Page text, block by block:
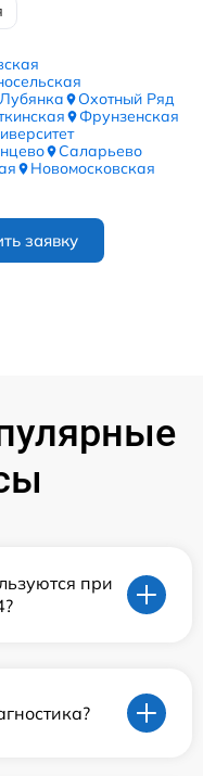
Лубянка
Охотный Ряд
Фрунзенская
Саларьево
Новомосковская
заявку
при